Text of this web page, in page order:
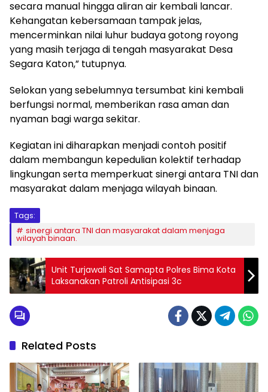
secara manual hingga aliran air kembali lancar.
Kehangatan kebersamaan tampak jelas,
mencerminkan nilai luhur budaya gotong royong
yang masih terjaga di tengah masyarakat Desa
Segara Katon,” tutupnya.
Selokan yang sebelumnya tersumbat kini kembali
berfungsi normal, memberikan rasa aman dan
nyaman bagi warga sekitar.
Kegiatan ini diharapkan menjadi contoh positif
dalam membangun kepedulian kolektif terhadap
lingkungan serta memperkuat sinergi antara TNI dan
masyarakat dalam menjaga wilayah binaan.
Tags:
sinergi antara TNI dan masyarakat dalam menjaga
wilayah binaan.
Unit Turjawali Sat Samapta Polres Bima Kota
Laksanakan Patroli Antisipasi 3c
Related Posts